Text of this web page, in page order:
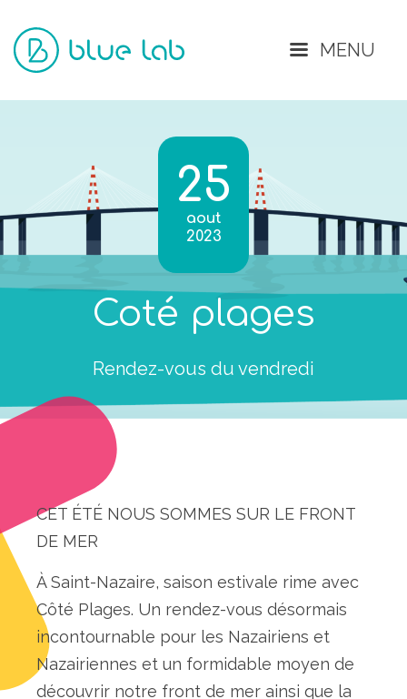
MENU
25
aout
2023
Coté plages
Rendez-vous du vendredi
CET ÉTÉ NOUS SOMMES SUR LE FRONT
DE MER
À Saint-Nazaire, saison estivale rime avec
Côté Plages. Un rendez-vous désormais
incontournable pour les Nazairiens et
Nazairiennes et un formidable moyen de
découvrir notre front de mer ainsi que la